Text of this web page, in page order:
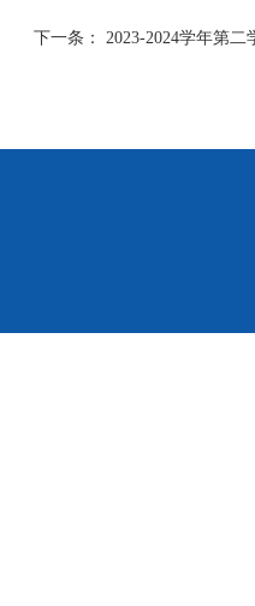
下一条： 2023-2024学年第